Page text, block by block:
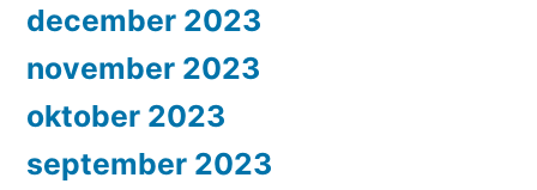
december 2023
november 2023
oktober 2023
september 2023